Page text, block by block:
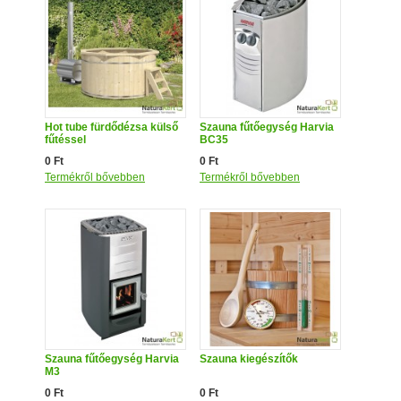
Hot tube fürdődézsa külső
fűtéssel
0 Ft
Termékről bővebben
Szauna fűtőegység Harvia
BC35
0 Ft
Termékről bővebben
Szauna fűtőegység Harvia
M3
0 Ft
Szauna kiegészítők
0 Ft